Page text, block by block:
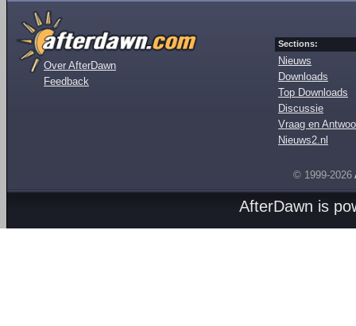
Over AfterDawn
Feedback
Sections:
Nieuws
Downloads
Top Downloads
Discussie
Vraag en
Nieuws2.nl
© 1999-2026
AfterDawn is